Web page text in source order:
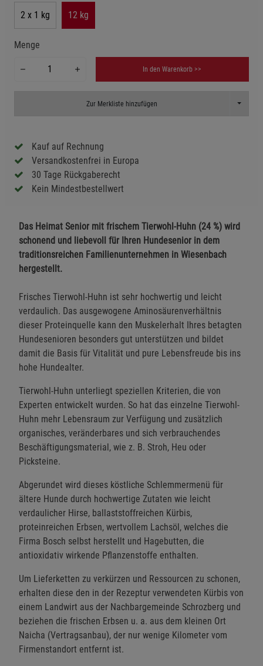
2 x 1 kg 12 kg
Menge
In den Warenkorb >>
Zur Merkliste hinzufügen Toggle
Kauf auf Rechnung
Versandkostenfrei in Europa
30 Tage Rückgaberecht
Kein Mindestbestellwert
Das Heimat Senior mit frischem Tierwohl-Huhn (24 %) wird
schonend und liebevoll für Ihren Hundesenior in dem
traditionsreichen Familienunternehmen in Wiesenbach
hergestellt.
Frisches Tierwohl-Huhn ist sehr hochwertig und leicht
verdaulich. Das ausgewogene Aminosäurenverhältnis
dieser Proteinquelle kann den Muskelerhalt Ihres betagten
Hundesenioren besonders gut unterstützen und bildet
damit die Basis für Vitalität und pure Lebensfreude bis ins
hohe Hundealter.
Tierwohl-Huhn unterliegt speziellen Kriterien, die von
Experten entwickelt wurden. So hat das einzelne Tierwohl-
Huhn mehr Lebensraum zur Verfügung und zusätzlich
organisches, veränderbares und sich verbrauchendes
Beschäftigungsmaterial, wie z. B. Stroh, Heu oder
Picksteine.
Abgerundet wird dieses köstliche Schlemmermenü für
ältere Hunde durch hochwertige Zutaten wie leicht
verdaulicher Hirse, ballaststoffreichen Kürbis,
proteinreichen Erbsen, wertvollem Lachsöl, welches die
Firma Bosch selbst herstellt und Hagebutten, die
antioxidativ wirkende Pflanzenstoffe enthalten.
Um Lieferketten zu verkürzen und Ressourcen zu schonen,
erhalten diese den in der Rezeptur verwendeten Kürbis von
einem Landwirt aus der Nachbargemeinde Schrozberg und
beziehen die frischen Erbsen u. a. aus dem kleinen Ort
Naicha (Vertragsanbau), der nur wenige Kilometer vom
Firmenstandort entfernt ist.